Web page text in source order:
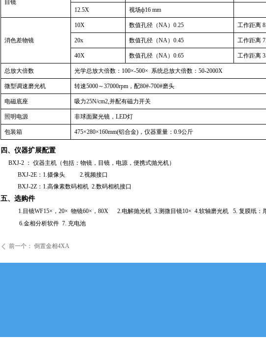
目镜
12.5X 视场ф16 mm
消色差物镜
10X 数值孔径（NA）0.25 工作距离
20x 数值孔径（NA）0.45 工作距离
40X 数值孔径（NA）0.65 工作距离
总放大倍数 光学总放大倍数： 100×-500× 系统总放大倍数：50-2000X
微型调速磨光机 转速5000～37000rpm ，配80#-700#磨头
电磁底座 吸力25N/cm2,并配有磁力开关
照明电源 非球面聚光镜，LED灯
包装箱 475×280×160mm(铝合金) ，仪器重量：0.9公斤
四、仪器扩展配置
BXJ-2 ： 仪器主机（包括：物镜，目镜，电源，便携式抛光机）
BXJ-2E ： 1.摄像头 2.视频接口
BXJ-2Z ： 1.高像素数码相机 2.数码相机接口
五、选购件
1. 目镜WF15×， 20× 物镜60×， 80X 2.电解抛光机 3.测微目镜10× 4.软轴磨光机 5. 复膜纸：
6.金相分析软件 7. 充电池
ꄴ 前一个： 倒置金相4XA